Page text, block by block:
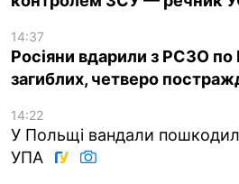
14:37
Росіяни вдарили з РСЗО по
загиблих, четверо
14:22
У Польщі вандали
УПА